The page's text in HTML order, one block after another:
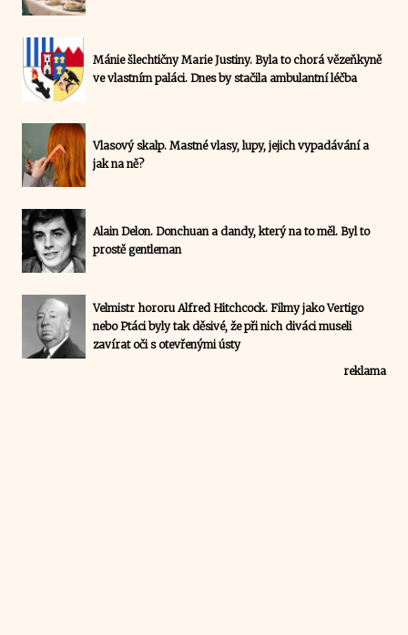
Mánie šlechtičny Marie Justiny. Byla to chorá vězeňkyně
ve vlastním paláci. Dnes by stačila ambulantní léčba
Vlasový skalp. Mastné vlasy, lupy, jejich vypadávání a
jak na ně?
Alain Delon. Donchuan a dandy, který na to měl. Byl to
prostě gentleman
Velmistr hororu Alfred Hitchcock. Filmy jako Vertigo
nebo Ptáci byly tak děsivé, že při nich diváci museli
zavírat oči s otevřenými ústy
reklama